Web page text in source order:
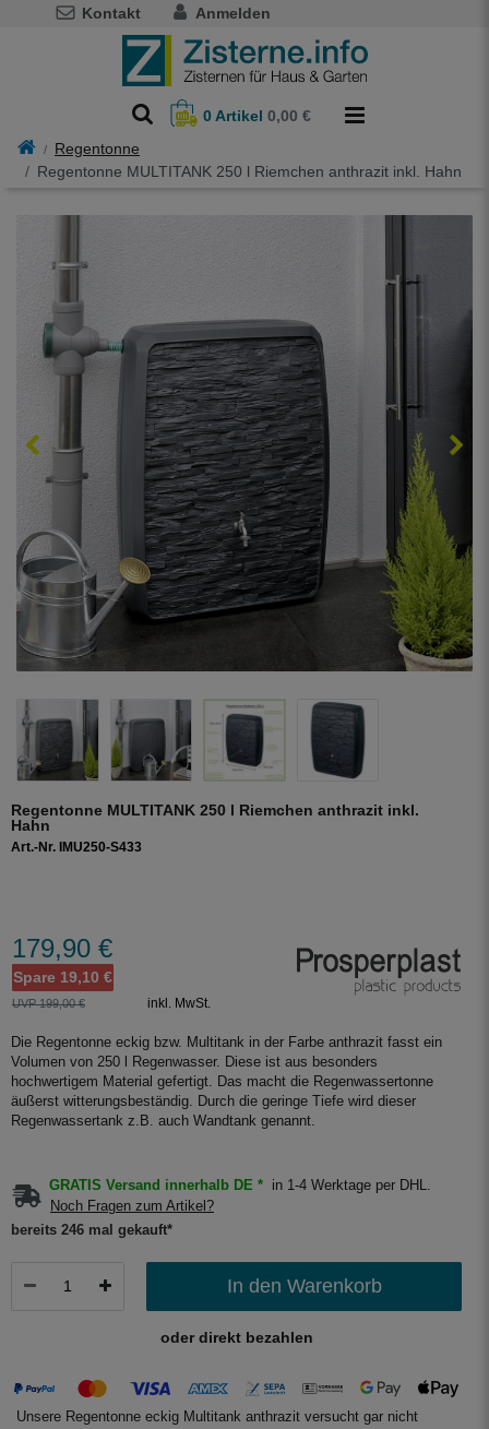
Kontakt Anmelden
0Artikel 0,00 €
Regentonne
Regentonne MULTITANK 250 l Riemchen anthrazit inkl. Hahn
Regentonne MULTITANK 250 l Riemchen anthrazit inkl.
Hahn
Art.-Nr. IMU250-S433
179,90 €
Spare 19,10 €
UVP 199,00 € inkl. MwSt.
Die Regentonne eckig bzw. Multitank in der Farbe anthrazit fasst ein
Volumen von 250 l Regenwasser. Diese ist aus besonders
hochwertigem Material gefertigt. Das macht die Regenwassertonne
äußerst witterungsbeständig. Durch die geringe Tiefe wird dieser
Regenwassertank z.B. auch Wandtank genannt.
GRATIS Versand innerhalb DE *
in 1-4 Werktage per DHL.
Noch Fragen zum Artikel?
bereits 246 mal gekauft*
In den Warenkorb
oder direkt bezahlen
Unsere Regentonne eckig Multitank anthrazit versucht gar nicht